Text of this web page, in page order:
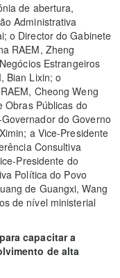
de abertura,
Administrativa
o Director do Gabinete
RAEM, Zheng
Estrangeiros
Bian Lixin; o
Cheong Weng
Obras Públicas do
do Governo
a Vice-Presidente
Consultiva
Presidente do
Política do Povo
de Guangxi, Wang
de nível ministerial
capacitar a
de alta